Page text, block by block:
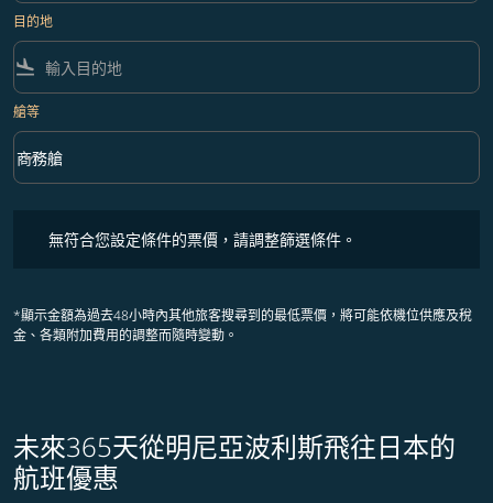
目的地
flight_land
艙等
艙等 option 商務艙 Selected
商務艙
keyboard_arrow_down
無符合您設定條件的票價，請調整篩選條件。
*顯示金額為過去48小時內其他旅客搜尋到的最低票價，將可能依機位供應及稅
金、各類附加費用的調整而隨時變動。
未來365天從明尼亞波利斯飛往日本的
航班優惠